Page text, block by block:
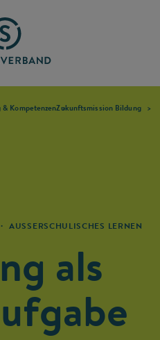
& KompetenzenZukunftsmission Bildung
· AUSSERSCHULISCHES LERNEN
als